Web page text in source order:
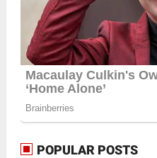
POPULAR POSTS